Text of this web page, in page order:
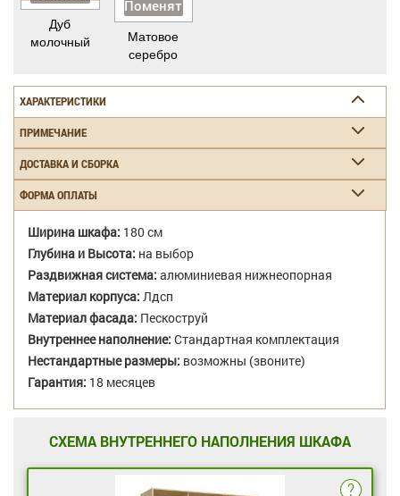
Дуб
молочный
Поменять
Матовое
серебро
ХАРАКТЕРИСТИКИ
ПРИМЕЧАНИЕ
ДОСТАВКА И СБОРКА
ФОРМА ОПЛАТЫ
Ширина шкафа: 180 см
Глубина и Высота: на выбор
Раздвижная система: алюминиевая нижнеопорная
Материал корпуса: Лдсп
Материал фасада: Пескоструй
Внутреннее наполнение: Стандартная комплектация
Нестандартные размеры: возможны (звоните)
Гарантия: 18 месяцев
СХЕМА ВНУТРЕННЕГО НАПОЛНЕНИЯ ШКАФА